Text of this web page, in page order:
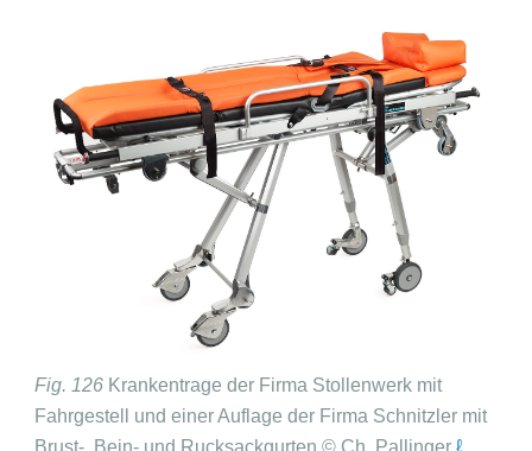
Fig. 126 Krankentrage der Firma Stollenwerk mit
Fahrgestell und einer Auflage der Firma Schnitzler mit
Brust-, Bein- und Rucksackgurten © Ch. Pallinger ℓ